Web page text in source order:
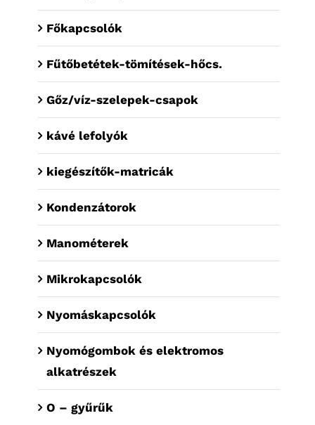
Főkapcsolók
Fűtőbetétek-tömítések-hőcs.
Gőz/víz-szelepek-csapok
kávé lefolyók
kiegészítők-matricák
Kondenzátorok
Manométerek
Mikrokapcsolók
Nyomáskapcsolók
Nyomógombok és elektromos
alkatrészek
O – gyűrűk